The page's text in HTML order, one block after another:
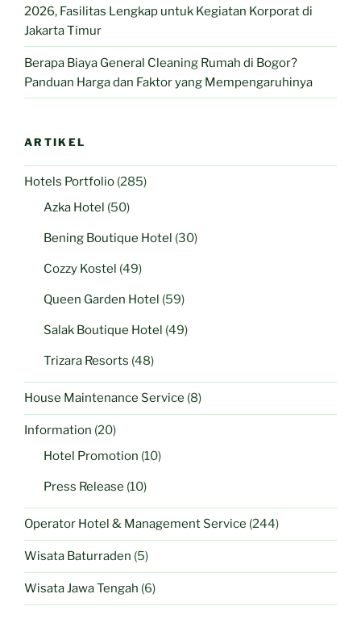
2026, Fasilitas Lengkap untuk Kegiatan Korporat di
Jakarta Timur
Berapa Biaya General Cleaning Rumah di Bogor?
Panduan Harga dan Faktor yang Mempengaruhinya
ARTIKEL
Hotels Portfolio (285)
Azka Hotel (50)
Bening Boutique Hotel (30)
Cozzy Kostel (49)
Queen Garden Hotel (59)
Salak Boutique Hotel (49)
Trizara Resorts (48)
House Maintenance Service (8)
Information (20)
Hotel Promotion (10)
Press Release (10)
Operator Hotel & Management Service (244)
Wisata Baturraden (5)
Wisata Jawa Tengah (6)